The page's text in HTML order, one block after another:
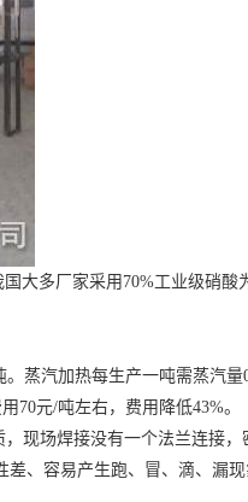
大多厂家采用70%工业级硝酸
蒸汽加热每生产一吨需蒸汽量
70元/吨左右，费用降低43%。
现场焊接没有一个法兰连接，
、容易产生跑、冒、滴、漏